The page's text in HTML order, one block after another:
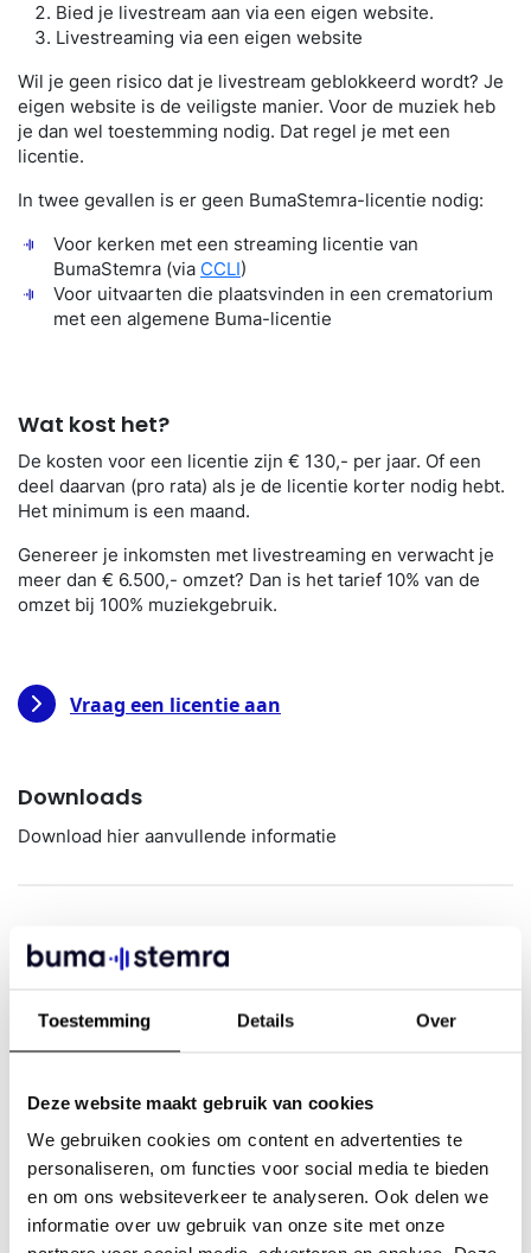
Toestemming Details Over
Deze website maakt gebruik van cookies
We gebruiken cookies om content en advertenties te
personaliseren, om functies voor social media te bieden
en om ons websiteverkeer te analyseren. Ook delen we
informatie over uw gebruik van onze site met onze
Bied je livestream aan via een eigen website.
Livestreaming via een eigen website
Wil je geen risico dat je livestream geblokkeerd wordt? Je
eigen website is de veiligste manier. Voor de muziek heb
je dan wel toestemming nodig. Dat regel je met een
licentie.
In twee gevallen is er geen BumaStemra-licentie nodig:
Voor kerken met een streaming licentie van
BumaStemra (via CCLI)
Voor uitvaarten die plaatsvinden in een crematorium
met een algemene Buma-licentie
Wat kost het?
De kosten voor een licentie zijn € 130,- per jaar. Of een
deel daarvan (pro rata) als je de licentie korter nodig hebt.
Het minimum is een maand.
Genereer je inkomsten met livestreaming en verwacht je
meer dan € 6.500,- omzet? Dan is het tarief 10% van de
omzet bij 100% muziekgebruik.
Vraag een licentie aan
Downloads
Download hier aanvullende informatie
licentie aan
*" geeft vereiste velden aan
Bedrijfsnaam